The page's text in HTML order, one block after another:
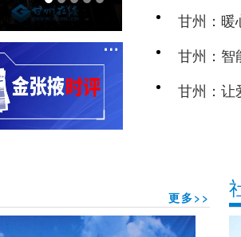
甘州：暖
甘州：智
民新图景
甘州：让
更多>>